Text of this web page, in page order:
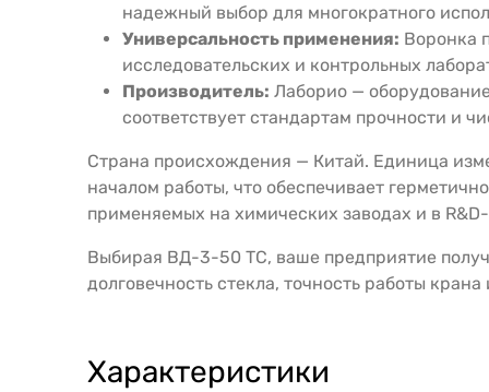
надежный выбор для многократного
Универсальность применения: Воронка
исследовательских и контрольных
Производитель: Лаборио —
соответствует стандартам прочности и
Страна происхождения — Китай. Единица
началом работы, что обеспечивает
применяемых на химических заводах и в
Выбирая ВД-3-50 ТС, ваше предприятие
долговечность стекла, точность работы
Характеристики